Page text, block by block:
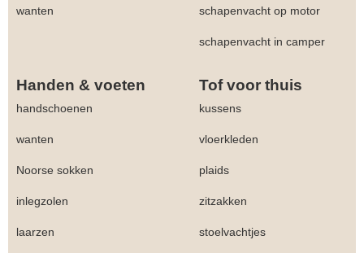
wanten schapenvacht op motor
schapenvacht in camper
Handen & voeten Tof voor thuis
handschoenen kussens
wanten vloerkleden
Noorse sokken plaids
inlegzolen zitzakken
laarzen stoelvachtjes